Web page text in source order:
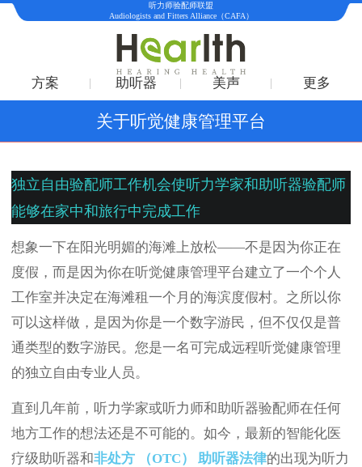
听力师验配师联盟
Audiologists and Fitters Alliance（CAFA）
方案 助听器 美声 更多
关于听觉健康管理平台
独立自由验配师工作机会使听力学家和助听器验配师
能够在家中和旅行中完成工作
想象一下在阳光明媚的海滩上放松——不是因为你正在
度假，而是因为你在听觉健康管理平台建立了一个个人
工作室并决定在海滩租一个月的海滨度假村。之所以你
可以这样做，是因为你是一个数字游民，但不仅仅是普
通类型的数字游民。您是一名可完成远程听觉健康管理
的独立自由专业人员。
直到几年前，听力学家或听力师和助听器验配师在任何
地方工作的想法还是不可能的。如今，最新的智能化医
疗级助听器和非处方 （OTC） 助听器法律的出现为听力